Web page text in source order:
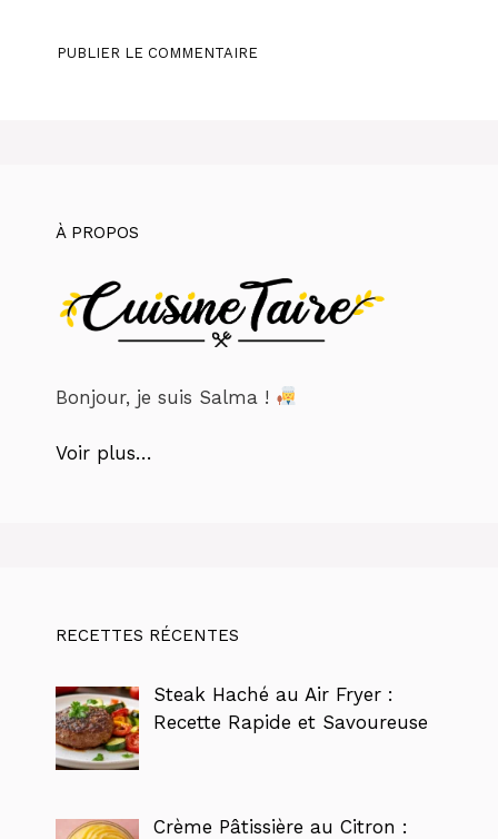
À PROPOS
Bonjour, je suis Salma !
Voir plus…
RECETTES RÉCENTES
Steak Haché au Air Fryer :
Recette Rapide et Savoureuse
Crème Pâtissière au Citron :